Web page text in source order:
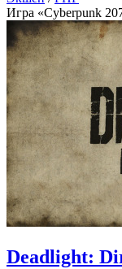
Игра «Cyberpunk
Deadlight: